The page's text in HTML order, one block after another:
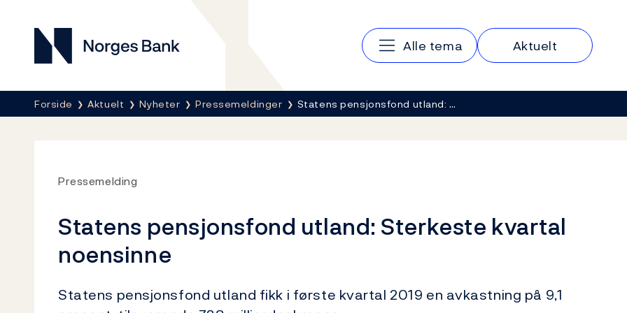
Norges Bank
Hovedmeny
Alle tema Aktuelt
Her er du nå:
Forside Aktuelt Nyheter Pressemeldinger Statens pensjonsfond utland: …
Pressemelding
Statens pensjonsfond utland: Sterkeste kvartal
noensinne
Statens pensjonsfond utland fikk i første kvartal 2019 en avkastning på 9,1